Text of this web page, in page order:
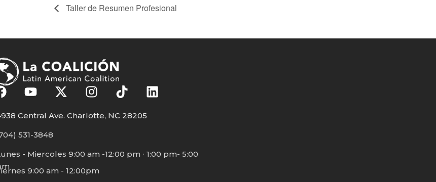
Taller de Resumen Profesional
Central Ave. Charlotte, NC 28205
531-3848
- Miercoles 9:00 am -12:00 pm ∙ 1:00 pm- 5:00
9:00 am - 12:00pm